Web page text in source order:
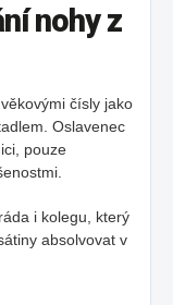
nohy z
čísly jako
Oslavenec
pouze
i kolegu, který
absolvovat v